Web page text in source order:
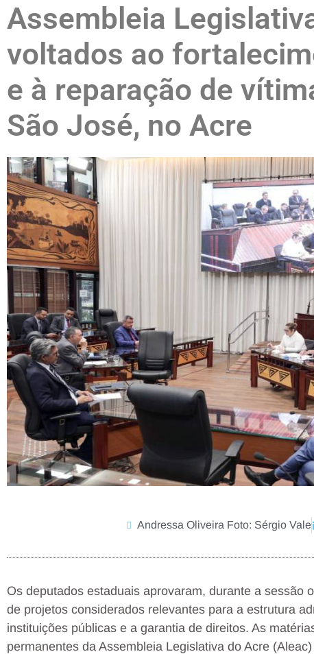
Assembleia
voltados ao
e à reparação de
São José, no Acre
Andressa Oliveira Foto: Sérgio Vale
Os deputados estaduais aprovaram, durante a sessão
de projetos considerados relevantes para a estrutura
instituições públicas e a garantia de direitos. As
permanentes da Assembleia Legislativa do Acre